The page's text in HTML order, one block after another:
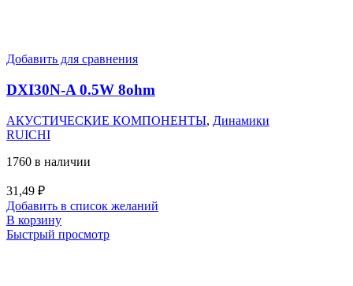
Добавить для сравнения
DXI30N-A 0.5W 8ohm
АКУСТИЧЕСКИЕ КОМПОНЕНТЫ, Динамики
RUICHI
1760 в наличии
31,49 ₽
Добавить в список желаний
В корзину
Быстрый просмотр